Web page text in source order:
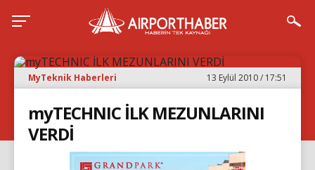
MyTeknik Haberleri 13 Eylül 2010 / 17:51
myTECHNIC İLK MEZUNLARINI
VERDİ